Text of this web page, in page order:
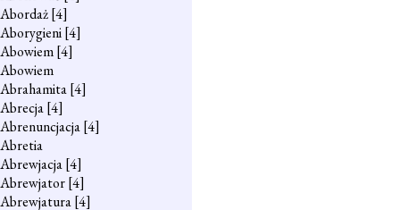
Abordaż[4]
Aborygieni[4]
Abowiem[4]
Abowiem
Abrahamita[4]
Abrecja[4]
Abrenuncjacja[4]
Abretia
Abrewjacja[4]
Abrewjator[4]
Abrewjatura[4]